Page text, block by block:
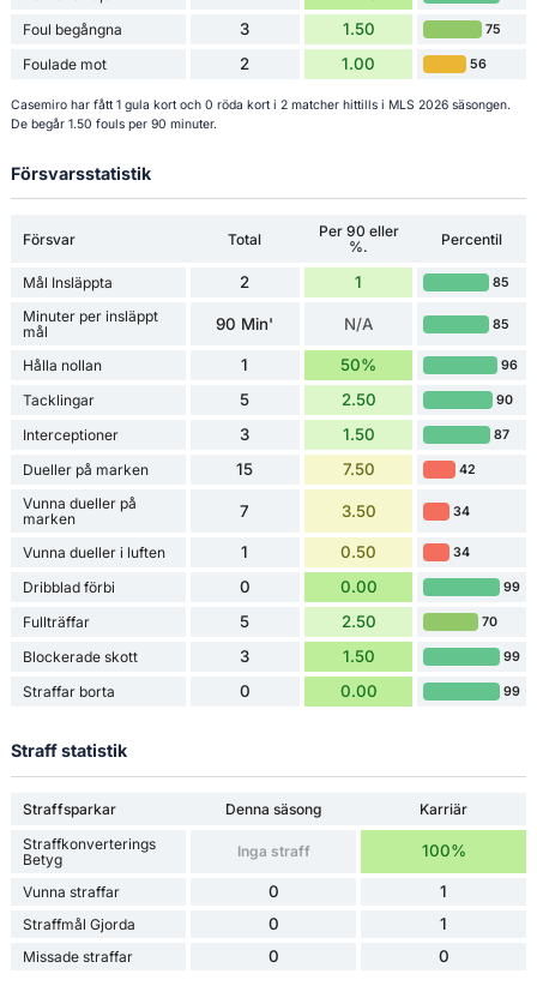
Foul begångna 3 1.50 75
Foulade mot 2 1.00 56
Casemiro har fått 1 gula kort och 0 röda kort i 2 matcher hittills i MLS 2026 säsongen.
De begår 1.50 fouls per 90 minuter.
Försvarsstatistik
Försvar Total
Per 90 eller
%.
Percentil
Mål Insläppta 2 1 85
Minuter per insläppt
mål
90 Min' N/A 85
Hålla nollan 1 50% 96
Tacklingar 5 2.50 90
Interceptioner 3 1.50 87
Dueller på marken 15 7.50 42
Vunna dueller på
marken
7 3.50 34
Vunna dueller i luften 1 0.50 34
Dribblad förbi 0 0.00 99
Fullträffar 5 2.50 70
Blockerade skott 3 1.50 99
Straffar borta 0 0.00 99
Straff statistik
Straffsparkar Denna säsong
Karriär
Straffkonverterings
Betyg
Inga straff 100%
Vunna straffar 0 1
Straffmål Gjorda 0 1
Missade straffar 0 0